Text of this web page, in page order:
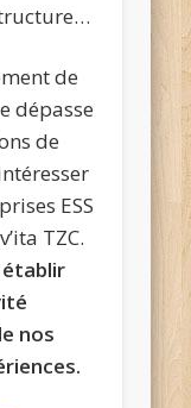
de
dépasse
de
ESS
TZC.
nos